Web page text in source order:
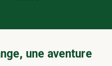
une aventure